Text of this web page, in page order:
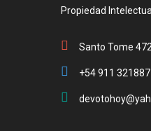
Propiedad
Santo Tome
+54 911